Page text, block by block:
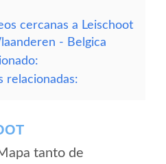
cercanas a Leischoot
- Belgica
relacionadas:
tanto de